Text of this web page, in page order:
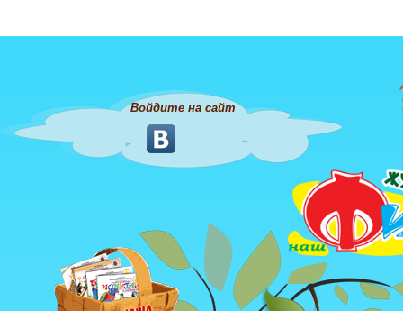
Войдите на сайт